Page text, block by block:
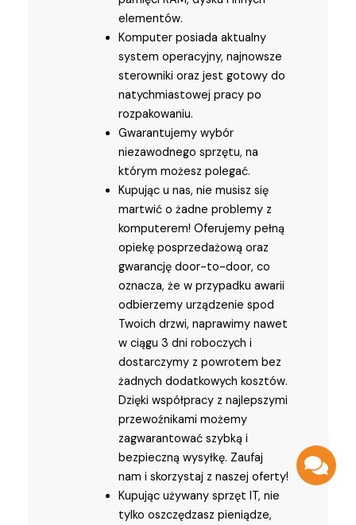
elementów.
Komputer posiada aktualny
system operacyjny, najnowsze
sterowniki oraz jest gotowy do
natychmiastowej pracy po
rozpakowaniu.
Gwarantujemy wybór
niezawodnego sprzętu, na
którym możesz polegać.
Kupując u nas, nie musisz się
martwić o żadne problemy z
komputerem! Oferujemy pełną
opiekę posprzedażową oraz
gwarancję door-to-door, co
oznacza, że w przypadku awarii
odbierzemy urządzenie spod
Twoich drzwi, naprawimy nawet
w ciągu 3 dni roboczych i
dostarczymy z powrotem bez
żadnych dodatkowych kosztów.
Dzięki współpracy z najlepszymi
przewoźnikami możemy
zagwarantować szybką i
bezpieczną wysyłkę. Zaufaj
nam i skorzystaj z naszej oferty!
Kupując używany sprzęt IT, nie
tylko oszczędzasz pieniądze,